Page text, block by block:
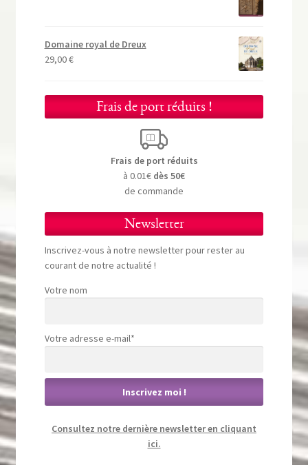
Domaine royal de Dreux
29,00€
Frais de port réduits !
Frais de port réduits
à 0.01€ dès 50€
de commande
Newsletter
Inscrivez-vous à notre newsletter pour rester au
courant de notre actualité !
Votre nom
Votre adresse e-mail*
Consultez notre dernière newsletter en cliquant
ici.